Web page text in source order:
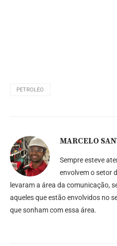
PETROLEO
MARCELO
Sempre esteve
envolvem o setor
levaram a área da comunicação,
aqueles que estão envolvidos no
que sonham com essa área.